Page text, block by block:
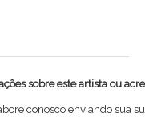
sobre este artista ou
conosco enviando sua